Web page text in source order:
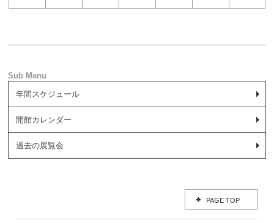
年間スケジュール
開館カレンダー
過去の展覧会
PAGE TOP